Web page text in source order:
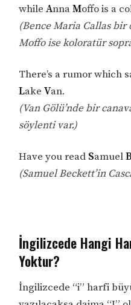
whileAnnaMoffo is a
(Bence Maria Callas
Moffo ise koloratür
There’s a rumor which
LakeVan.
(Van Gölü’nde bir
söylenti var.)
Have you read Samuel
(Samuel Beckett’in
İngilizcede Hangi
Yoktur?
İngilizcede “i” harfi